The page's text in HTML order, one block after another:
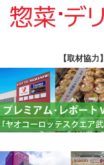
【取材協力】